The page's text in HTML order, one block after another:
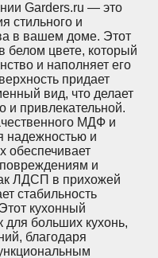
Garders.ru — это
стильного и
в вашем доме. Этот
белом цвете, который
и наполняет его
придает
вид, что делает
и привлекательной.
МДФ и
надежностью и
обеспечивает
повреждениям и
ЛДСП в прихожей
стабильность
кухонный
для больших кухонь,
благодаря